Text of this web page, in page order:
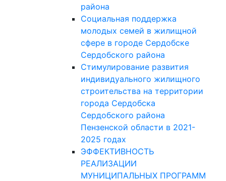
района
Социальная поддержка
молодых семей в жилищной
сфере в городе Сердобске
Сердобского района
Стимулирование развития
индивидуального жилищного
строительства на территории
города Сердобска
Сердобского района
Пензенской области в 2021-
2025 годах
ЭФФЕКТИВНОСТЬ
РЕАЛИЗАЦИИ
МУНИЦИПАЛЬНЫХ ПРОГРАММ